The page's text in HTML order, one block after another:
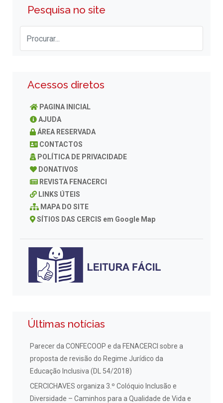
Pesquisa no site
Acessos diretos
PAGINA INICIAL
AJUDA
ÁREA RESERVADA
CONTACTOS
POLÍTICA DE PRIVACIDADE
DONATIVOS
REVISTA FENACERCI
LINKS ÚTEIS
MAPA DO SITE
SÍTIOS DAS CERCIS em Google Map
Últimas notícias
Parecer da CONFECOOP e da FENACERCI sobre a
proposta de revisão do Regime Jurídico da
Educação Inclusiva (DL 54/2018)
CERCICHAVES organiza 3.º Colóquio Inclusão e
Diversidade – Caminhos para a Qualidade de Vida e